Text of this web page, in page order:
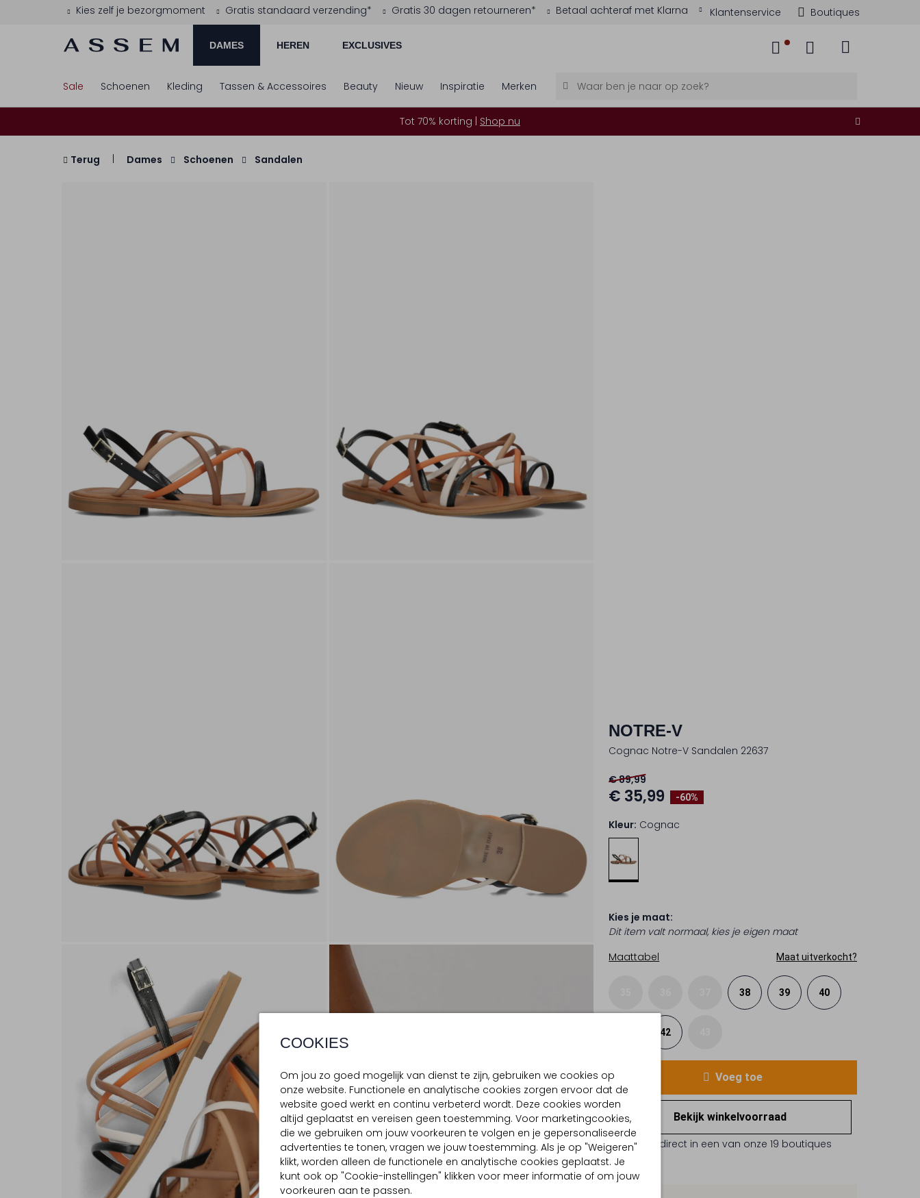
Kies zelf je bezorgmoment Gratis standaard verzending* Gratis 30 dagen retourneren* Betaal achteraf met Klarna Klantenservice Boutiques
DAMES HEREN EXCLUSIVES
COOKIES
Om jou zo goed mogelijk van dienst te zijn, gebruiken we cookies op
onze website. Functionele en analytische cookies zorgen ervoor dat de
website goed werkt en continu verbeterd wordt. Deze cookies worden
altijd geplaatst en vereisen geen toestemming. Voor marketingcookies,
die we gebruiken om jouw voorkeuren te volgen en je gepersonaliseerde
advertenties te tonen, vragen we jouw toestemming. Als je op "Weigeren"
klikt, worden alleen de functionele en analytische cookies geplaatst. Je
kunt ook op "Cookie-instellingen" klikken voor meer informatie of om jouw
voorkeuren aan te passen.
Sale Schoenen Kleding Tassen & Accessoires Beauty Nieuw Inspiratie Merken
Tot 70% korting | Shop nu
Terug Dames Schoenen Sandalen
NOTRE-V
Cognac Notre-V Sandalen 22637
-60%
€ 89,99
€ 35,99
Kleur: Cognac
Kies je maat:
Dit item valt normaal, kies je eigen maat
Maattabel
Maat uitverkocht?
38 39 40
42
Voeg toe
Bekijk winkelvoorraad
Reserveer direct in een van onze 19 boutiques